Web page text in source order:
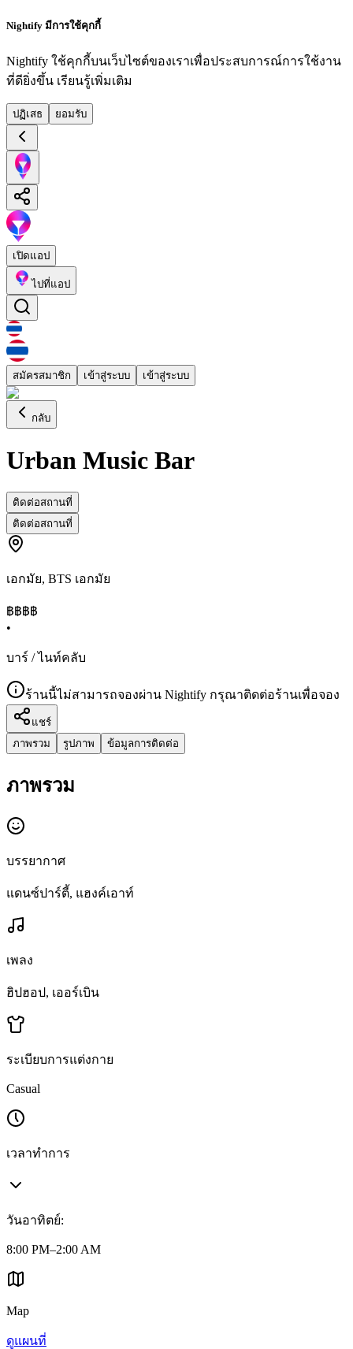
Nightify มีการใช้คุกกี้
Nightify ใช้คุกกี้บนเว็บไซต์ของเราเพื่อประสบการณ์การใช้งาน
ที่ดียิ่งขึ้น เรียนรู้เพิ่มเติม
ปฏิเสธ ยอมรับ
เปิดแอป
ไปที่แอป
สมัครสมาชิก เข้าสู่ระบบ เข้าสู่ระบบ
กลับ
Urban Music Bar
ติดต่อสถานที่
ติดต่อสถานที่
เอกมัย, BTS เอกมัย
฿฿฿฿
•
บาร์ / ไนท์คลับ
ร้านนี้ไม่สามารถจองผ่าน Nightify กรุณาติดต่อร้านเพื่อจอง
แชร์
ภาพรวม
รูปภาพ ข้อมูลการติดต่อ
ภาพรวม
บรรยากาศ
แดนซ์ปาร์ตี้, แฮงค์เอาท์
เพลง
ฮิปฮอป, เออร์เบิน
ระเบียบการแต่งกาย
Casual
เวลาทำการ
วันอาทิตย์:
8:00 PM–2:00 AM
Map
ดูแผนที่